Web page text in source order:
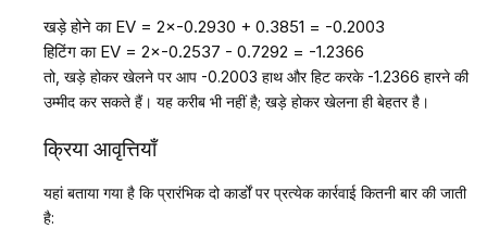
खड़े होने का EV = 2×-0.2930 + 0.3851 = -0.2003
हिटिंग का EV = 2×-0.2537 - 0.7292 = -1.2366
तो, खड़े होकर खेलने पर आप -0.2003 हाथ और हिट करके -1.2366 हारने की
उम्मीद कर सकते हैं। यह करीब भी नहीं है; खड़े होकर खेलना ही बेहतर है।
क्रिया आवृत्तियाँ
यहां बताया गया है कि प्रारंभिक दो कार्डों पर प्रत्येक कार्रवाई कितनी बार की जाती
है: